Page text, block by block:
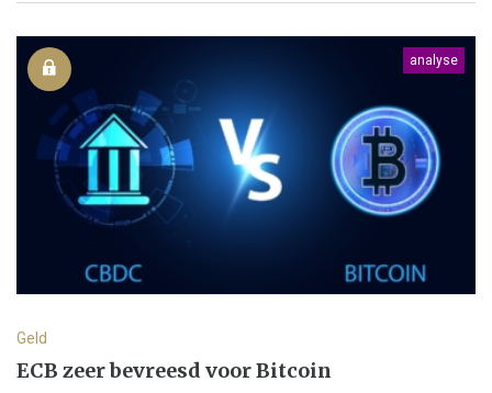
analyse
Geld
ECB zeer bevreesd voor Bitcoin